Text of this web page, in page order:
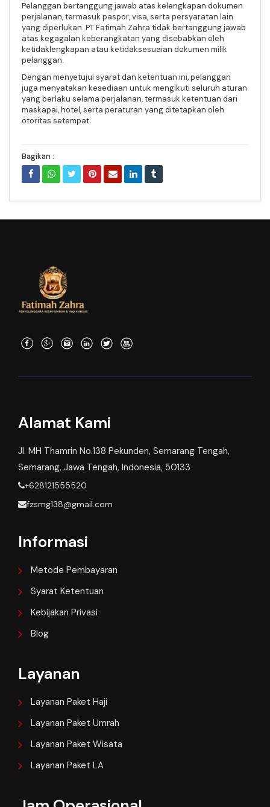
Pelanggan bertanggung jawab atas kelengkapan dokumen
perjalanan, termasuk paspor, visa, serta persyaratan lain
yang diperlukan. PT Fatimah Zahra tidak bertanggung jawab
atas kegagalan keberangkatan yang disebabkan oleh
ketidaklengkapan atau ketidaksesuaian dokumen milik
pelanggan.
Dengan menyetujui syarat dan ketentuan ini, pelanggan
juga menyatakan kesediaan untuk mengikuti seluruh aturan
yang berlaku selama perjalanan, termasuk ketentuan dari
maskapai, hotel, serta peraturan yang ditetapkan oleh
otoritas setempat.
Bagikan :
Alamat Kami
Jl. MH Thamrin No.138 Pekunden, Semarang Tengah,
Semarang, Jawa Tengah, Indonesia, 50133
+628121555520
fzsmg138@gmail.com
Informasi
Metode Pembayaran
Syarat Ketentuan
Kebijakan Privasi
Blog
Layanan
Layanan Paket Haji
Layanan Paket Umrah
Layanan Paket Wisata
Layanan Paket LA